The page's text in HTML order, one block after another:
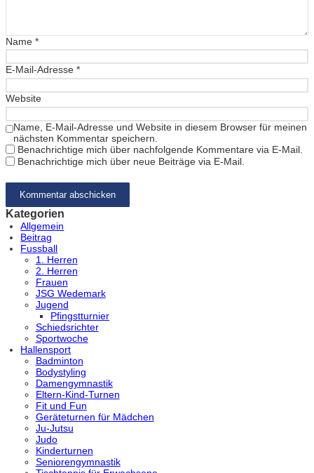
Name *
E-Mail-Adresse *
Website
Name, E-Mail-Adresse und Website in diesem Browser für meinen
nächsten Kommentar speichern.
Benachrichtige mich über nachfolgende Kommentare via E-Mail.
Benachrichtige mich über neue Beiträge via E-Mail.
Kategorien
Allgemein
Beitrag
Fussball
1. Herren
2. Herren
Frauen
JSG Wedemark
Jugend
Pfingstturnier
Schiedsrichter
Sportwoche
Hallensport
Badminton
Bodystyling
Damengymnastik
Eltern-Kind-Turnen
Fit und Fun
Geräteturnen für Mädchen
Ju-Jutsu
Judo
Kinderturnen
Seniorengymnastik